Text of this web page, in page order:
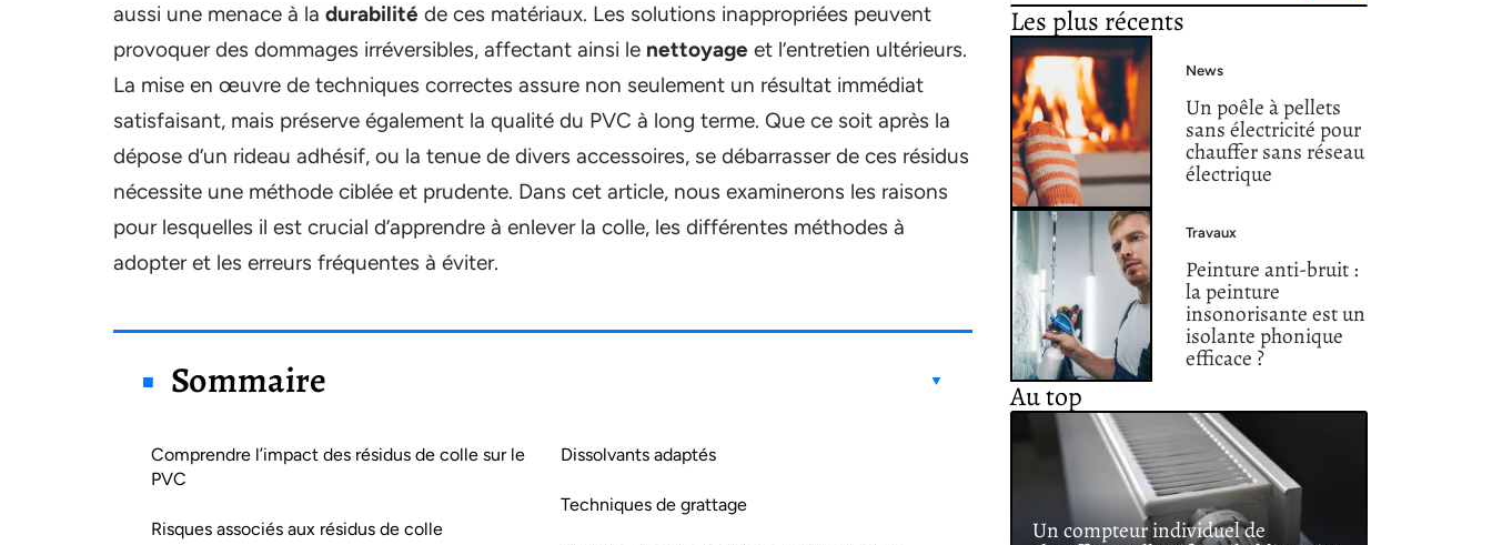
aussi une menace à la durabilité de ces matériaux. Les solutions inappropriées peuvent
provoquer des dommages irréversibles, affectant ainsi le nettoyage et l’entretien ultérieurs.
La mise en œuvre de techniques correctes assure non seulement un résultat immédiat
satisfaisant, mais préserve également la qualité du PVC à long terme. Que ce soit après la
dépose d’un rideau adhésif, ou la tenue de divers accessoires, se débarrasser de ces résidus
nécessite une méthode ciblée et prudente. Dans cet article, nous examinerons les raisons
pour lesquelles il est crucial d’apprendre à enlever la colle, les différentes méthodes à
adopter et les erreurs fréquentes à éviter.
Sommaire
Comprendre l’impact des résidus de colle sur le
PVC
Risques associés aux résidus de colle
Dissolvants adaptés
Techniques de grattage
Les plus récents
News
Un poêle à pellets
sans électricité pour
chauffer sans réseau
électrique
Travaux
Peinture anti-bruit :
la peinture
insonorisante est un
isolante phonique
efficace ?
Au top
Un compteur individuel de